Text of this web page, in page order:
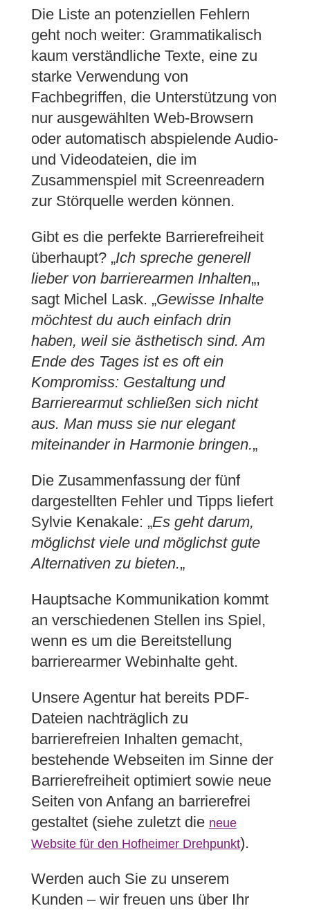
Die Liste an potenziellen Fehlern
geht noch weiter: Grammatikalisch
kaum verständliche Texte, eine zu
starke Verwendung von
Fachbegriffen, die Unterstützung von
nur ausgewählten Web-Browsern
oder automatisch abspielende Audio-
und Videodateien, die im
Zusammenspiel mit Screenreadern
zur Störquelle werden können.
Gibt es die perfekte Barrierefreiheit
überhaupt? „Ich spreche generell
lieber von barrierearmen Inhalten„,
sagt Michel Lask. „Gewisse Inhalte
möchtest du auch einfach drin
haben, weil sie ästhetisch sind. Am
Ende des Tages ist es oft ein
Kompromiss: Gestaltung und
Barrierearmut schließen sich nicht
aus. Man muss sie nur elegant
miteinander in Harmonie bringen.„
Die Zusammenfassung der fünf
dargestellten Fehler und Tipps liefert
Sylvie Kenakale: „Es geht darum,
möglichst viele und möglichst gute
Alternativen zu bieten.„
Hauptsache Kommunikation kommt
an verschiedenen Stellen ins Spiel,
wenn es um die Bereitstellung
barrierearmer Webinhalte geht.
Unsere Agentur hat bereits PDF-
Dateien nachträglich zu
barrierefreien Inhalten gemacht,
bestehende Webseiten im Sinne der
Barrierefreiheit optimiert sowie neue
Seiten von Anfang an barrierefrei
gestaltet (siehe zuletzt die neue
Website für den Hofheimer Drehpunkt).
Werden auch Sie zu unserem
Kunden – wir freuen uns über Ihr